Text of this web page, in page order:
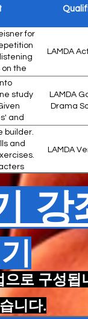
for
on the
LAMDA
study
and
Text
LAMDA
Drama
builder.
and
LAMDA
the
for
and
for
LAMDA
the
'Less
on-
and
Trinity
the
and
강
로 구성됩
니다.